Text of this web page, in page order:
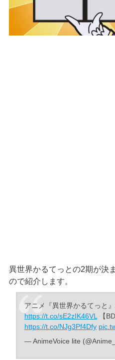
異世界かるてっとの2期が決
ので紹介します。
アニメ『異世界かるてっと
https://t.co/sE2zIK46VL
【
https://t.co/NJg3Pf4Dfy
— AnimeVoice lite